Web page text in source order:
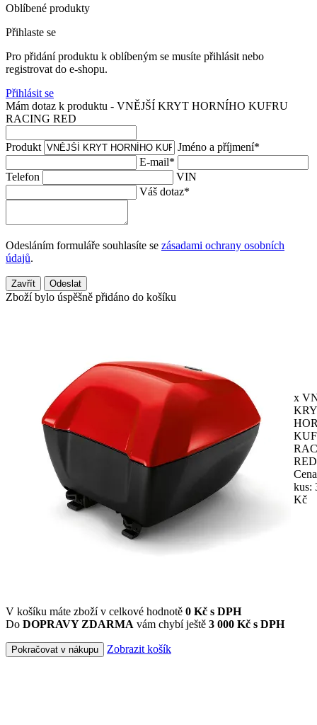
Oblíbené produkty
Přihlaste se
Pro přidání produktu k oblíbeným se musíte přihlásit nebo
registrovat do e-shopu.
Přihlásit se
Mám dotaz k produktu - VNĚJŠÍ KRYT HORNÍHO KUFRU
RACING RED
Produkt Jméno a příjmení*
E-mail*
Telefon
VIN
Váš dotaz*
Odesláním formuláře souhlasíte se zásadami ochrany osobních
údajů.
Zavřít Odeslat
Zboží bylo úspěšně přidáno do košíku
x
RED
kus:
Kč
V košíku máte zboží v celkové hodnotě 0 Kč s DPH
Do DOPRAVY ZDARMA vám chybí ještě 3 000 Kč s DPH
Pokračovat v nákupu Zobrazit košík